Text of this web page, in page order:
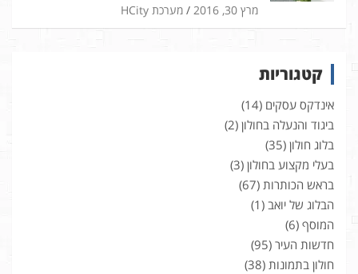
מרץ 30, 2016 מערכת HCity
קטגוריות
אינדקס עסקים (14)
ביגוד והנעלה בחולון (2)
בלוג חולון (35)
בעלי מקצוע בחולון (3)
בראש הכותרות (67)
הבלוג של יואב (1)
המוסף (6)
חדשות העיר (95)
חולון בתמונות (38)